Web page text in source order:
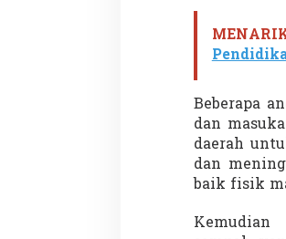
Beberapa
dan
daerah
dan
baik fisik